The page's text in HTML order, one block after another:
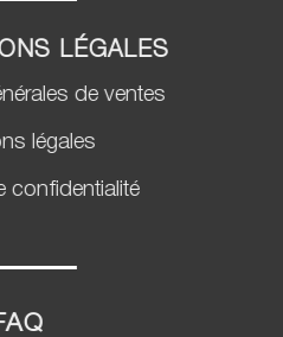
LÉGALES
de ventes
légales
confidentialité